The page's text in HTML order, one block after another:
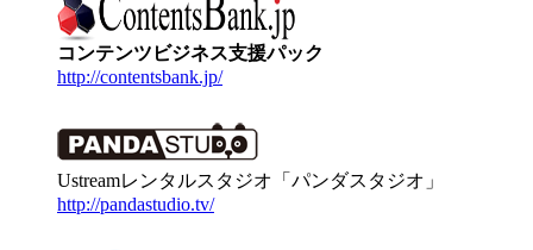
コンテンツビジネス支援パック
http://contentsbank.jp/
Ustreamレンタルスタジオ「パンダスタジオ」
http://pandastudio.tv/